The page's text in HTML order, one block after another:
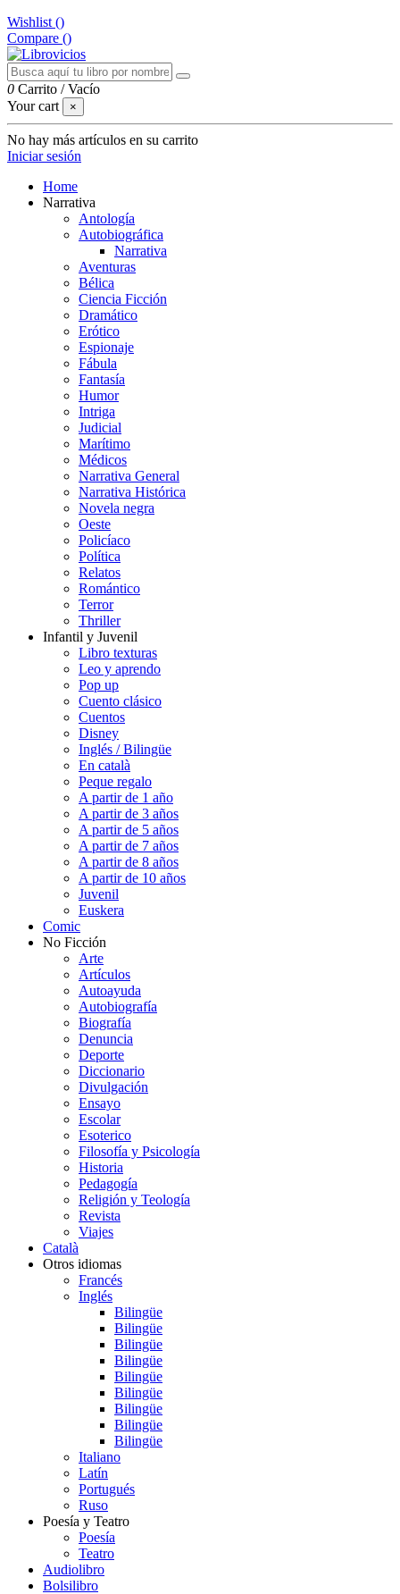
Wishlist ()
Compare ()
0 Carrito /Vacío
Your cart
×
No hay más artículos en su carrito
Iniciar sesión
Home
Narrativa
Antología
Autobiográfica
Narrativa
Aventuras
Bélica
Ciencia Ficción
Dramático
Erótico
Espionaje
Fábula
Fantasía
Humor
Intriga
Judicial
Marítimo
Médicos
Narrativa General
Narrativa Histórica
Novela negra
Oeste
Policíaco
Política
Relatos
Romántico
Terror
Thriller
Infantil y Juvenil
Libro texturas
Leo y aprendo
Pop up
Cuento clásico
Cuentos
Disney
Inglés / Bilingüe
En català
Peque regalo
A partir de 1 año
A partir de 3 años
A partir de 5 años
A partir de 7 años
A partir de 8 años
A partir de 10 años
Juvenil
Euskera
Comic
No Ficción
Arte
Artículos
Autoayuda
Autobiografía
Biografía
Denuncia
Deporte
Diccionario
Divulgación
Ensayo
Escolar
Esoterico
Filosofía y Psicología
Historia
Pedagogía
Religión y Teología
Revista
Viajes
Català
Otros idiomas
Francés
Inglés
Bilingüe
Bilingüe
Bilingüe
Bilingüe
Bilingüe
Bilingüe
Bilingüe
Bilingüe
Bilingüe
Italiano
Latín
Portugués
Ruso
Poesía y Teatro
Poesía
Teatro
Audiolibro
Bolsilibro